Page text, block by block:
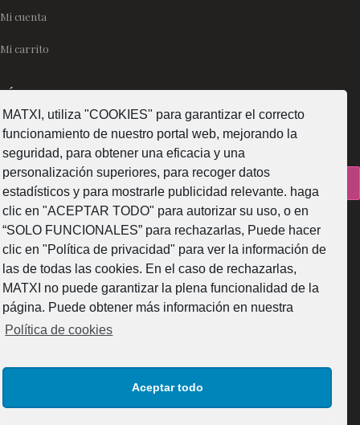
MATXI, utiliza "COOKIES" para garantizar el correcto
funcionamiento de nuestro portal web, mejorando la
seguridad, para obtener una eficacia y una
personalización superiores, para recoger datos
estadísticos y para mostrarle publicidad relevante. haga
clic en "ACEPTAR TODO" para autorizar su uso, o en
“SOLO FUNCIONALES” para rechazarlas, Puede hacer
clic en "Política de privacidad" para ver la información de
las de todas las cookies. En el caso de rechazarlas,
MATXI no puede garantizar la plena funcionalidad de la
página. Puede obtener más información en nuestra
Política de cookies
Aceptar todo
Mi cuenta
Mi carrito
SÍGUENOS
¿Como fabricamos?
Web subvencionada por la Diputación Foral de Bizkaia